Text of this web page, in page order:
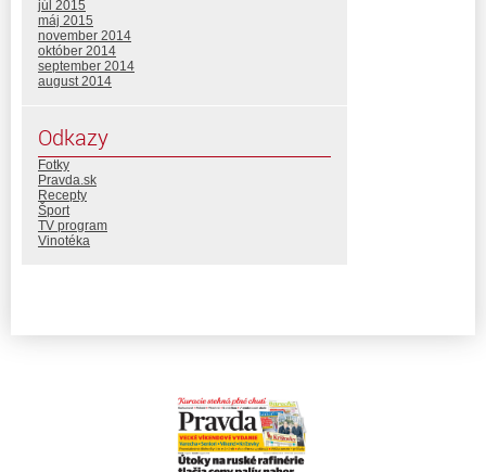
júl 2015
máj 2015
november 2014
október 2014
september 2014
august 2014
Odkazy
Fotky
Pravda.sk
Recepty
Šport
TV program
Vinotéka